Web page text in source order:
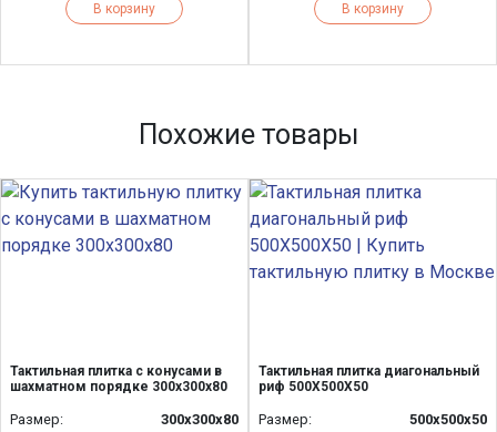
В корзину В корзину
Похожие товары
Тактильная плитка с конусами в
шахматном порядке 300х300х80
Размер:
300х300х80
Тактильная плитка диагональный
риф 500Х500Х50
Размер:
500x500x50